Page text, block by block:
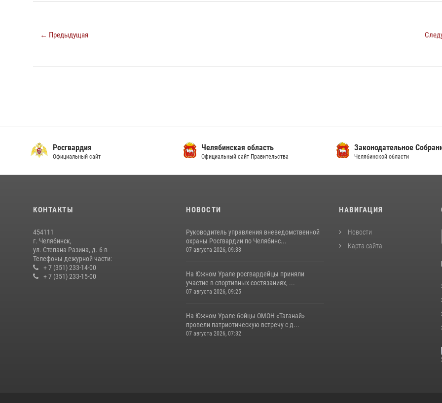
← Предыдущая
Росгвардия
Официальный сайт
Челябинская область
Официальный сайт Правительства
Законодательное
Челябинской области
КОНТАКТЫ
454111
г. Челябинск,
ул. Степана Разина, д. 6 в
Телефоны дежурной части:
+ 7 (351) 233-14-00
+ 7 (351) 233-15-00
НОВОСТИ
Руководитель управления вневедомственной
охраны Росгвардии по Челябинс...
07 августа 2026, 09:33
На Южном Урале росгвардейцы приняли
участие в спортивных состязаниях, ...
07 августа 2026, 09:25
На Южном Урале бойцы ОМОН «Таганай»
провели патриотическую встречу с д...
07 августа 2026, 07:32
НАВИГАЦИЯ
Новости
Карта сайта